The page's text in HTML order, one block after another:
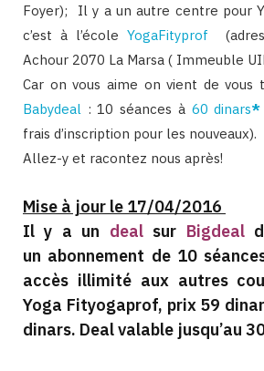
Foyer); Il y a un autre centre pour
c’est à l’écoleYogaFityprof
Achour 2070 La Marsa ( Immeuble
Car on vous aime on vient de
Babydeal : 10 séances à 60 dinars*
frais d’inscription pour les nouveaux).
Allez-y et racontez nous après!
Mise à jour le 17/04/2016
Il y a un dealsur Bigdeal
un abonnement de 10
accès illimité aux autres
Yoga Fityogaprof, prix 59
dinars. Deal valable jusqu’au